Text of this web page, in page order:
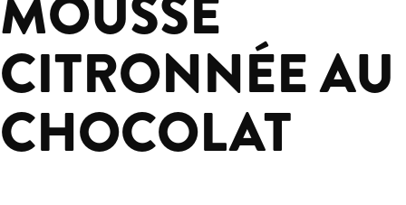
CITRONNÉE AU
CHOCOLAT